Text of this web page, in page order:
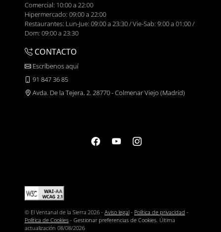
Comercial: 10:00 a 22:00
Hipermercado: 09:00 a 22:00
Restaurantes: Lun-Jue: 09:00 a 23:30 / Vie-Sab: 9:00 a 01:00 /
Dom: 09:00 a 23:30
CONTACTO
Escríbenos aquí
91 847 36 85
Avda. De la Tejera, 2. 28770 - Colmenar Viejo (Madrid)
© El Ventanal de la Sierra 2026 - Aviso legal - Política de privacidad -
Política de Cookies - Gestionar preferencias de Cookies . Última
actualización 08/08/2026